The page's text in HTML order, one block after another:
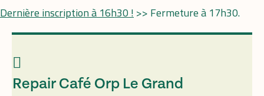
Dernière inscription à 16h30 ! >> Fermeture à 17h30.
Repair Café Orp Le Grand